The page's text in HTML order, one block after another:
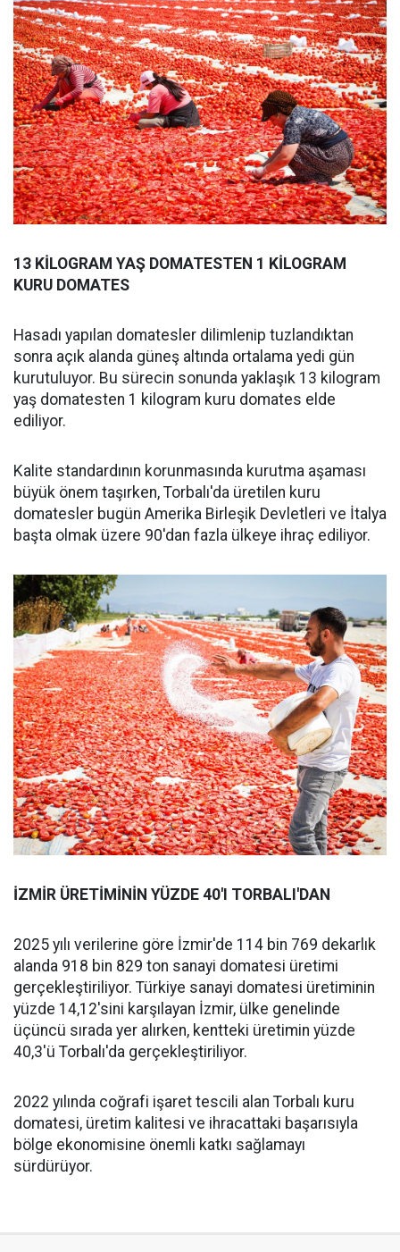
13 KİLOGRAM YAŞ DOMATESTEN 1 KİLOGRAM
KURU DOMATES
Hasadı yapılan domatesler dilimlenip tuzlandıktan
sonra açık alanda güneş altında ortalama yedi gün
kurutuluyor. Bu sürecin sonunda yaklaşık 13 kilogram
yaş domatesten 1 kilogram kuru domates elde
ediliyor.
Kalite standardının korunmasında kurutma aşaması
büyük önem taşırken, Torbalı'da üretilen kuru
domatesler bugün Amerika Birleşik Devletleri ve İtalya
başta olmak üzere 90'dan fazla ülkeye ihraç ediliyor.
İZMİR ÜRETİMİNİN YÜZDE 40'I TORBALI'DAN
2025 yılı verilerine göre İzmir'de 114 bin 769 dekarlık
alanda 918 bin 829 ton sanayi domatesi üretimi
gerçekleştiriliyor. Türkiye sanayi domatesi üretiminin
yüzde 14,12'sini karşılayan İzmir, ülke genelinde
üçüncü sırada yer alırken, kentteki üretimin yüzde
40,3'ü Torbalı'da gerçekleştiriliyor.
2022 yılında coğrafi işaret tescili alan Torbalı kuru
domatesi, üretim kalitesi ve ihracattaki başarısıyla
bölge ekonomisine önemli katkı sağlamayı
sürdürüyor.